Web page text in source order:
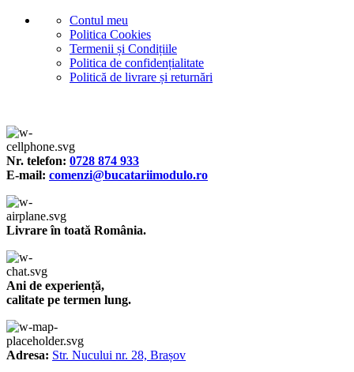
Contul meu
Politica Cookies
Termenii și Condițiile
Politica de confidențialitate
Politică de livrare și returnări
Nr. telefon: 0728 874 933
E-mail: comenzi@bucatariimodulo.ro
Livrare în toată România.
Ani de experiență,
calitate pe termen lung.
Adresa: Str. Nucului nr. 28, Brașov